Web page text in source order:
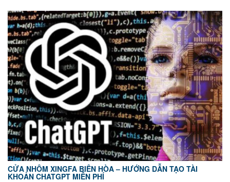
CỬA NHÔM XINGFA BIÊN HÒA – HƯỚNG DẪN TẠO TÀI
KHOẢN CHATGPT MIỄN PHÍ